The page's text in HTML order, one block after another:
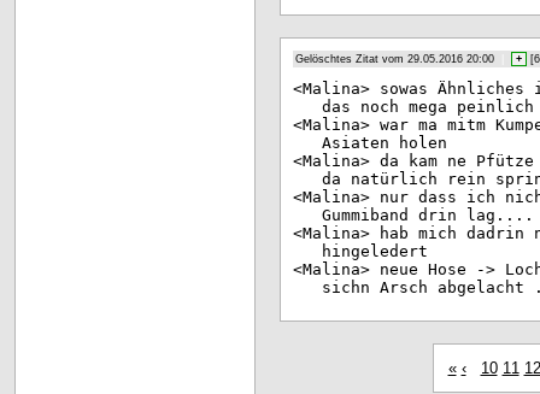
Gelöschtes Zitat vom 29.05.2016 20:00 + [6
<Ma lina> sowas
das noch mega peinlich
<Ma lina> war ma mitm
Asiaten holen
<Ma lina> da kam ne
da natürlich rein
<Ma lina> nur dass ich
Gummiband drin lag....
<Ma lina> hab mich dadrin
hingeledert
<Ma lina> neue Hose ->
sichn Arsch abgelacht
« ‹ 10 11 12